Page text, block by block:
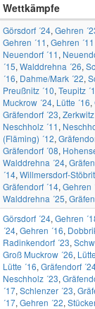
Wettkämpfe
Görsdorf ´24, Gehren
Gehren ´11 , Gehren ´11
Neuendorf ´11 ,
´15, Walddrehna ´26,
´16, Dahme/Mark ´22,
Preußnitz ´10, Teupitz
Muckrow ´24, Lütte ´16,
Gräfendorf ´23,
Neschholz ´11 ,
(Fläming) ´12,
Gräfendorf ´08,
Walddrehna ´24,
´14, Willmersdorf-
Gräfendorf ´14, Gehren
Walddrehna ´25,
Görsdorf ´24, Gehren
´24, Gehren ´16,
Radinkendorf ´23,
Groß Muckrow ´26,
Lütte ´16, Gräfendorf
Neschholz ´23,
´17, Schlenzer ´23,
´17, Gehren ´22,